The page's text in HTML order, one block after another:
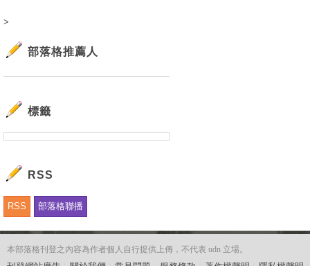
>
部落格推薦人
標籤
RSS
RSS 部落格聯播
本部落格刊登之內容為作者個人自行提供上傳，不代表 udn 立場。